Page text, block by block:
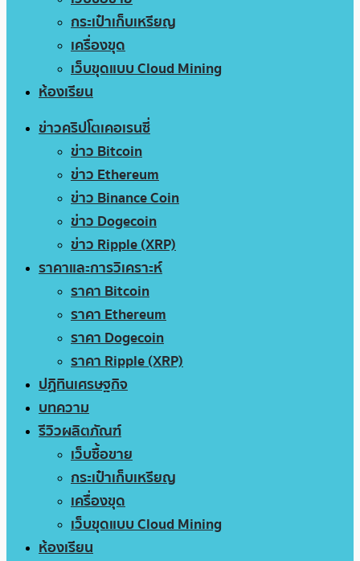
กระเป๋าเก็บเหรียญ
เครื่องขุด
เว็บขุดแบบ Cloud Mining
ห้องเรียน
ข่าวคริปโตเคอเรนซี่
ข่าว Bitcoin
ข่าว Ethereum
ข่าว Binance Coin
ข่าว Dogecoin
ข่าว Ripple (XRP)
ราคาและการวิเคราะห์
ราคา Bitcoin
ราคา Ethereum
ราคา Dogecoin
ราคา Ripple (XRP)
ปฏิทินเศรษฐกิจ
บทความ
รีวิวผลิตภัณฑ์
เว็บซื้อขาย
กระเป๋าเก็บเหรียญ
เครื่องขุด
เว็บขุดแบบ Cloud Mining
ห้องเรียน